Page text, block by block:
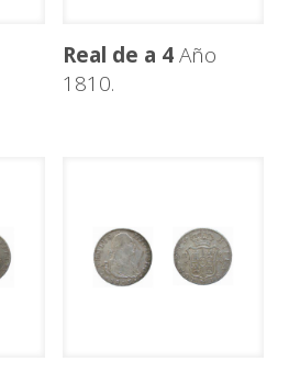
Real de a 4Año
1810.